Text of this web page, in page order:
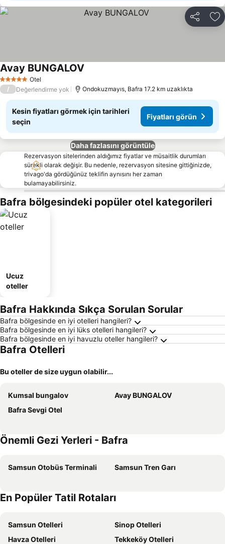
Paylaş
5 Yıldız Otel
Avay BUNGALOV
/ Değerlendirme yok Ondokuzmayıs, Bafra 17.2 km uzaklıkta
Kesin fiyatları görmek için tarihleri
seçin
Fiyatları görün
Daha fazlasını görüntüle
Rezervasyon sitelerinden aldığımız fiyatlar ve müsaitlik durumları
sürekli olarak değişir. Bu nedenle, rezervasyon sitesine gittiğinizde,
trivago'da gördüğünüz teklifin aynısını her zaman
bulamayabilirsiniz.
Bafra bölgesindeki popüler otel kategorileri
Ucuz
oteller
Bafra Hakkında Sıkça Sorulan Sorular
Bafra bölgesinde en iyi otelleri hangileri?
Bafra bölgesinde en iyi lüks otelleri hangileri?
Bafra bölgesinde en iyi havuzlu oteller hangileri?
Bafra Otelleri
Bu oteller de size uygun olabilir...
Kumsal bungalov
Avay BUNGALOV
Bafra Sevgi Otel
Önemli Gezi Yerleri - Bafra
Samsun Otobüs Terminali Samsun Tren Garı
En Popüler Tatil Rotaları
Samsun Otelleri
Sinop Otelleri
Havza Otelleri
Tekkeköy Otelleri